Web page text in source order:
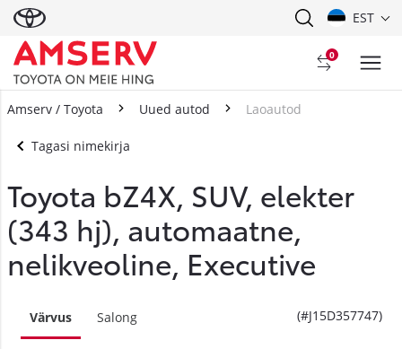
EST
0
Amserv / Toyota Uued autod Laoautod
Tagasi nimekirja
Toyota bZ4X, SUV, elekter
(343 hj), automaatne,
nelikveoline, Executive
(#J15D357747)
Värvus Salong